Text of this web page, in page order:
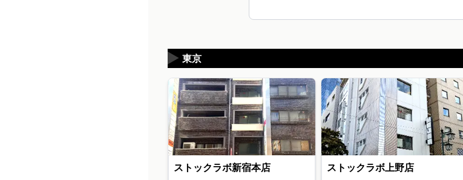
東京
▶
ストックラボ新宿本店
ストックラボ上野店